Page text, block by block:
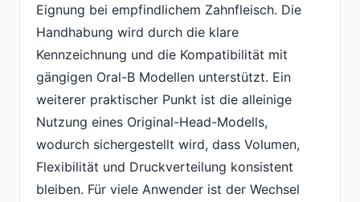
Eignung bei empfindlichem Zahnfleisch. Die
Handhabung wird durch die klare
Kennzeichnung und die Kompatibilität mit
gängigen Oral-B Modellen unterstützt. Ein
weiterer praktischer Punkt ist die alleinige
Nutzung eines Original-Head-Modells,
wodurch sichergestellt wird, dass Volumen,
Flexibilität und Druckverteilung konsistent
bleiben. Für viele Anwender ist der Wechsel